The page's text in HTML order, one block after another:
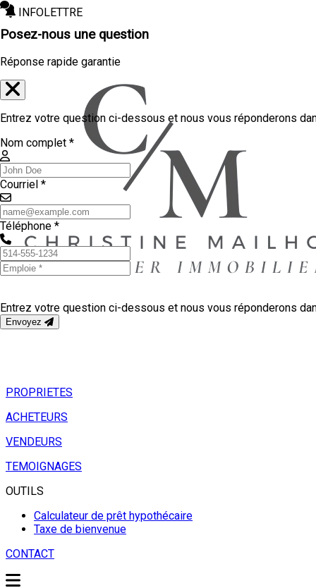
INFOLETTRE
PROPRIETES
ACHETEURS
VENDEURS
TEMOIGNAGES
OUTILS
Calculateur de prêt hypothécaire
Taxe de bienvenue
CONTACT
Posez-nous une question
Réponse rapide garantie
Entrez votre question ci-dessous et nous vous réponderons
Nom complet *
Courriel *
Téléphone *
Entrez votre question ci-dessous et nous vous réponderons
Envoyez